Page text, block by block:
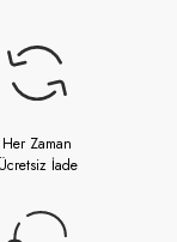
Ama
bir topuk, kirli bir
bir bot, bütün
başlar.
Deri ve
Her Zaman
Ücretsiz İade